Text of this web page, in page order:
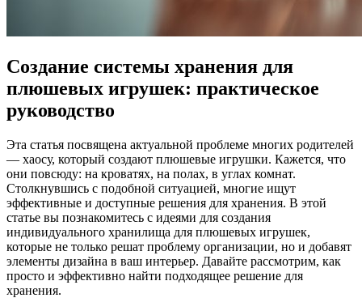
Создание системы хранения для
плюшевых игрушек: практическое
руководство
Эта статья посвящена актуальной проблеме многих родителей
— хаосу, который создают плюшевые игрушки. Кажется, что
они повсюду: на кроватях, на полах, в углах комнат.
Столкнувшись с подобной ситуацией, многие ищут
эффективные и доступные решения для хранения. В этой
статье вы познакомитесь с идеями для создания
индивидуального хранилища для плюшевых игрушек,
которые не только решат проблему организации, но и добавят
элементы дизайна в ваш интерьер. Давайте рассмотрим, как
просто и эффективно найти подходящее решение для
хранения.